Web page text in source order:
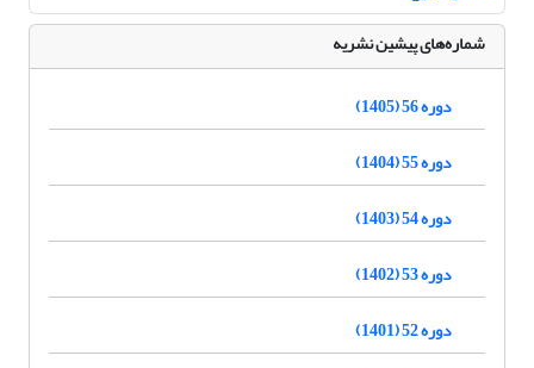
شماره‌های پیشین نشریه
دوره 56 (1405)
دوره 55 (1404)
دوره 54 (1403)
دوره 53 (1402)
دوره 52 (1401)